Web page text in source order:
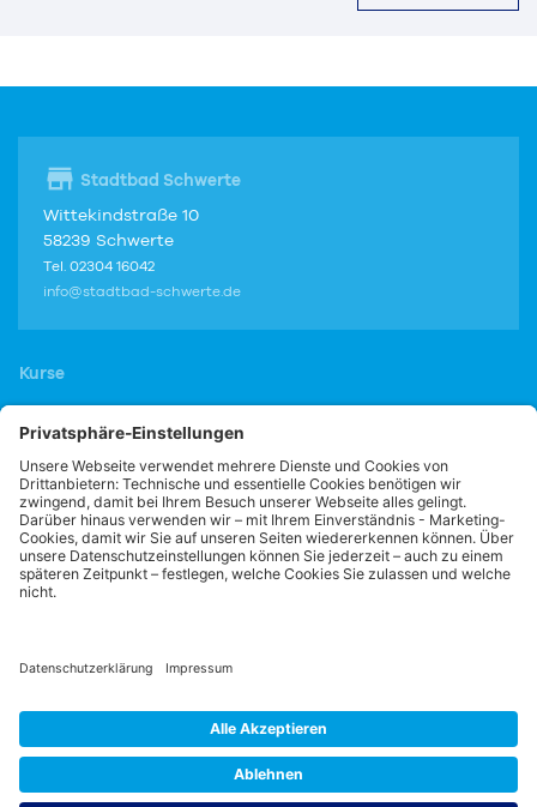
Stadtbad Schwerte
Wittekindstraße 10
58239 Schwerte
Tel. 02304 16042
info@stadtbad-schwerte.de
Kurse
Vereinssport
Portale
Anfahrt & Kontakt
Impressum